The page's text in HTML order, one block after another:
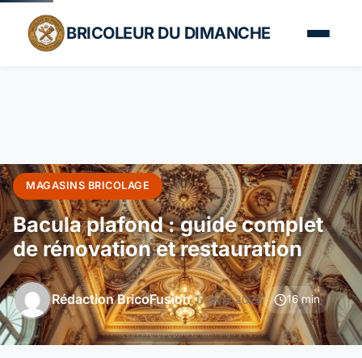
BRICOLEUR DU DIMANCHE
MAGASINS BRICOLAGE
Bacula plafond : guide complet
de rénovation et restauration
Rédaction BricoFusion 17 avril 2026 16 min